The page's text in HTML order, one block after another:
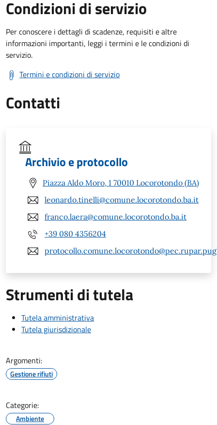
Condizioni di servizio
Per conoscere i dettagli di scadenze, requisiti e altre
informazioni importanti, leggi i termini e le condizioni di
servizio.
Termini e condizioni di servizio
Contatti
Archivio e protocollo
Piazza Aldo Moro, 1 70010 Locorotondo (BA)
leonardo.tinelli@comune.locorotondo.ba.it
franco.laera@comune.locorotondo.ba.it
+39 080 4356204
Strumenti di tutela
Tutela amministrativa
Tutela giurisdizionale
Argomenti:
Gestione rifiuti
Categorie:
Ambiente